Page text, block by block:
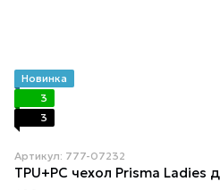
Новинка
3
3
Артикул: 777-07232